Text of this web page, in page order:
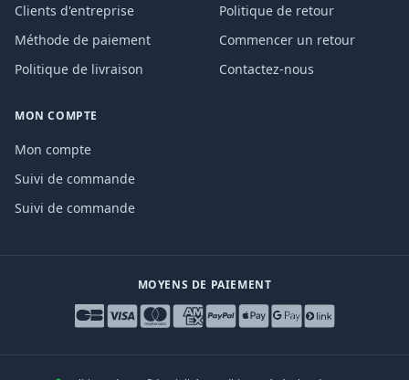
Clients d'entreprise
Méthode de paiement
Politique de livraison
Politique de retour
Commencer un retour
Contactez-nous
MON COMPTE
Mon compte
Suivi de commande
Suivi de commande
MOYENS DE PAIEMENT